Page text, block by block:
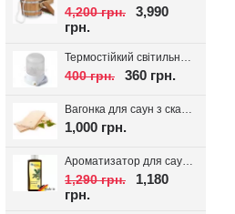
4,200 грн.
3,990
грн.
400 грн. 360 грн.
1,000 грн.
Ароматизатор для сауни Spitzner SAUNAMED 190мл.
1,290 грн.
1,180
грн.